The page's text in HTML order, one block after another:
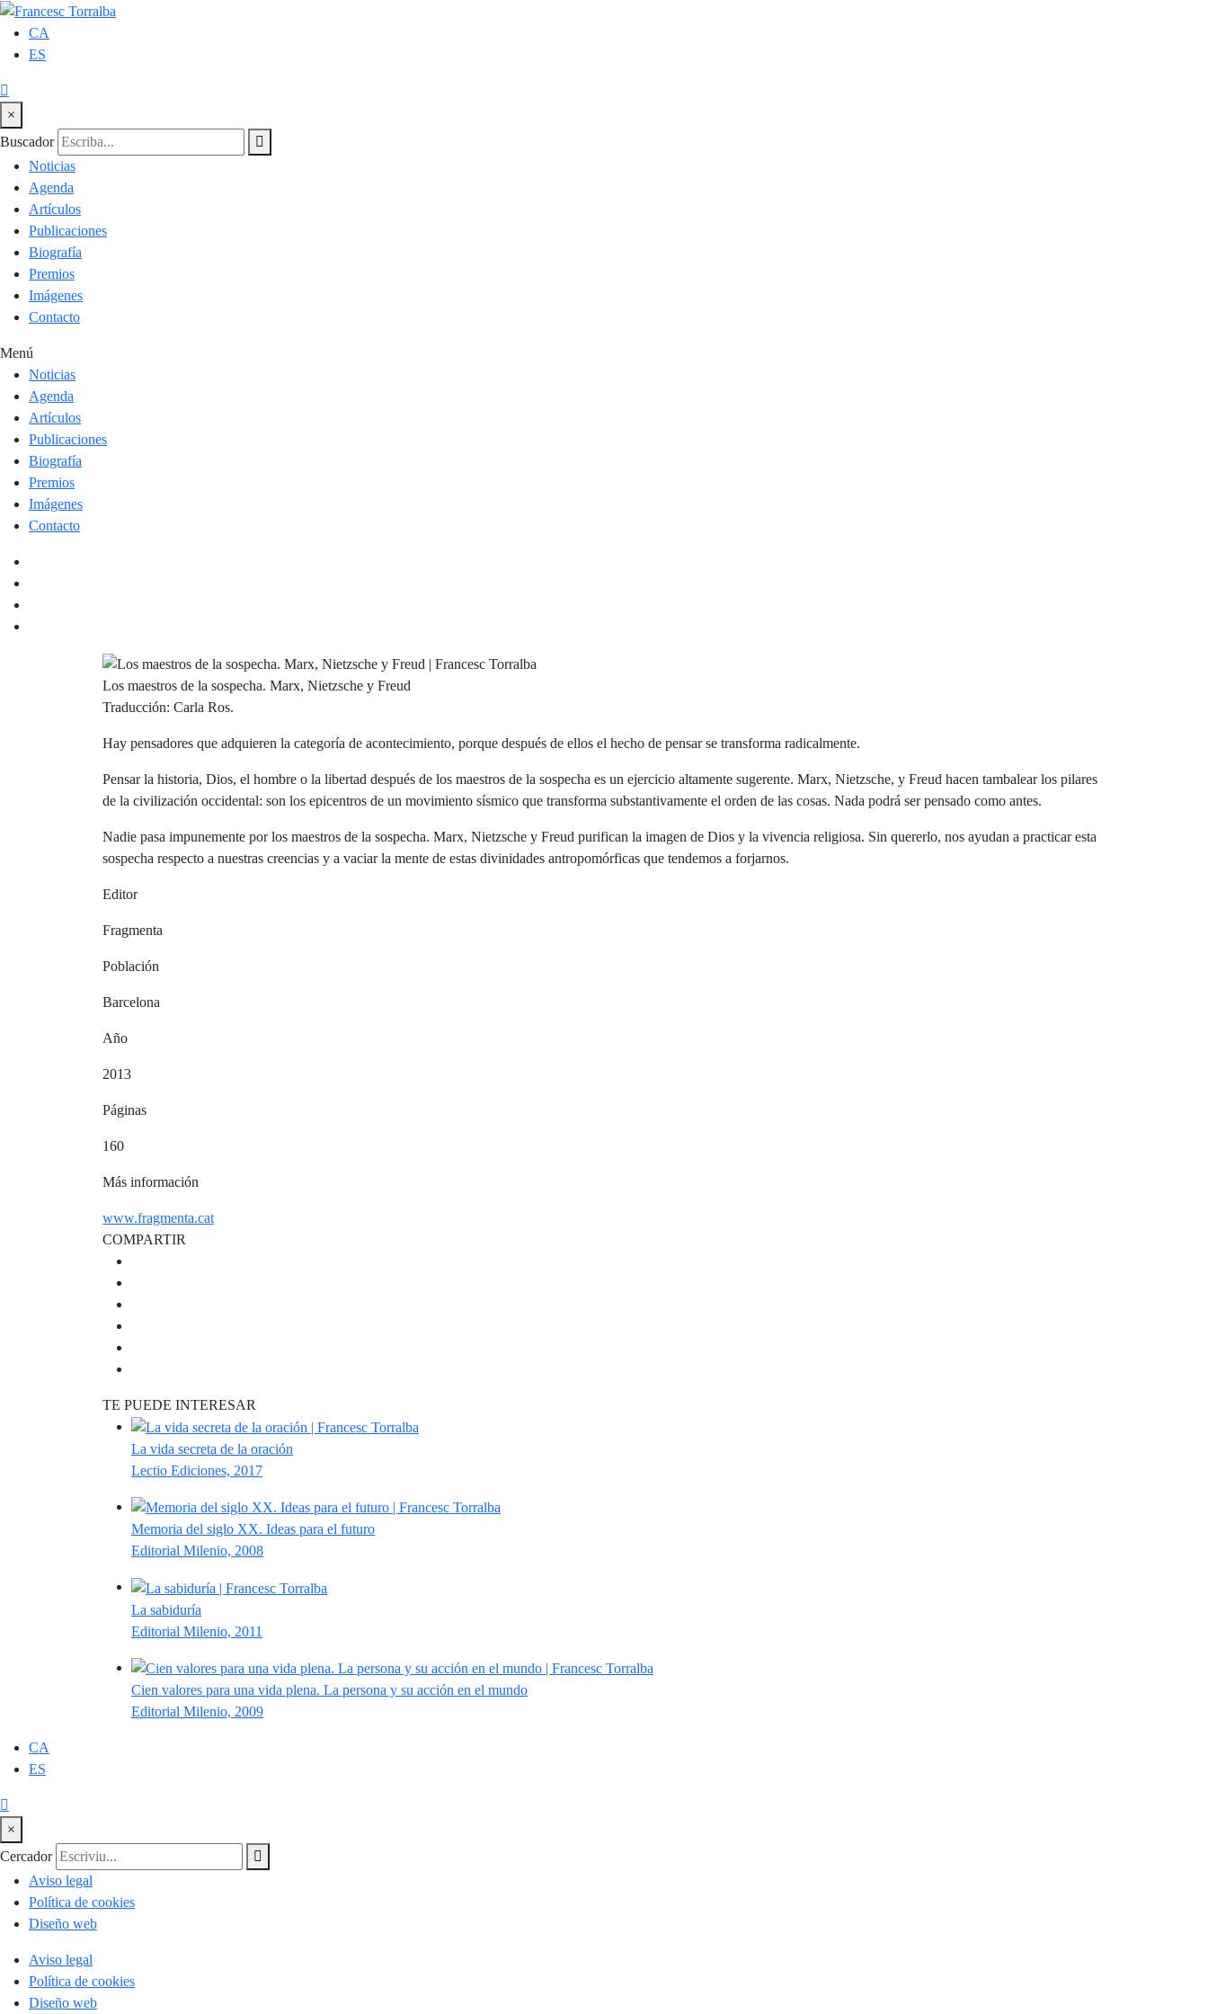
CA
ES
×
Buscador
Noticias
Agenda
Artículos
Publicaciones
Biografía
Premios
Imágenes
Contacto
Menú
Noticias
Agenda
Artículos
Publicaciones
Biografía
Premios
Imágenes
Contacto
Los maestros de la sospecha. Marx, Nietzsche y Freud
Traducción: Carla Ros.
Hay pensadores que adquieren la categoría de acontecimiento, porque después de ellos el hecho de pensar se transforma radicalmente.
Pensar la historia, Dios, el hombre o la libertad después de los maestros de la sospecha es un ejercicio altamente sugerente. Marx, Nietzsche, y Freud hacen tambalear los pilares
de la civilización occidental: son los epicentros de un movimiento sísmico que transforma substantivamente el orden de las cosas. Nada podrá ser pensado como antes.
Nadie pasa impunemente por los maestros de la sospecha. Marx, Nietzsche y Freud purifican la imagen de Dios y la vivencia religiosa. Sin quererlo, nos ayudan a practicar esta
sospecha respecto a nuestras creencias y a vaciar la mente de estas divinidades antropomórficas que tendemos a forjarnos.
Editor
Fragmenta
Población
Barcelona
Año
2013
Páginas
160
Más información
www.fragmenta.cat
COMPARTIR
TE PUEDE INTERESAR
La vida secreta de la oración
Lectio Ediciones, 2017
Memoria del siglo XX. Ideas para el futuro
Editorial Milenio, 2008
La sabiduría
Editorial Milenio, 2011
Cien valores para una vida plena. La persona y su acción en el mundo
Editorial Milenio, 2009
CA
ES
×
Cercador
Aviso legal
Política de cookies
Diseño web
Aviso legal
Política de cookies
Diseño web